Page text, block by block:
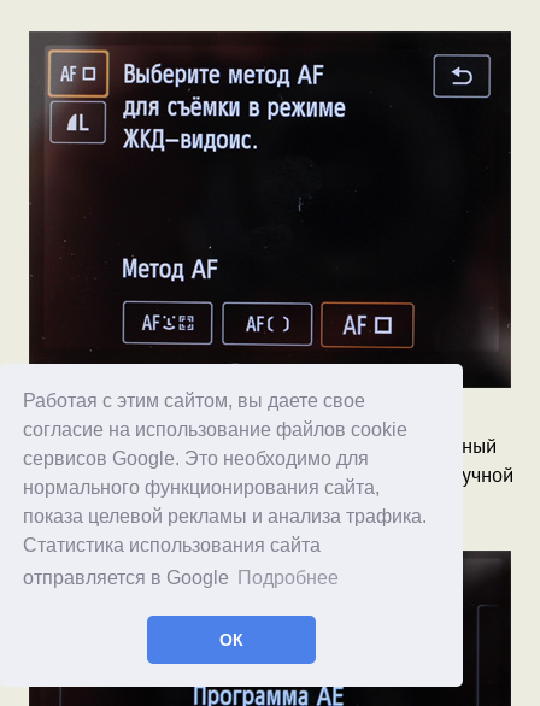
Работая с этим сайтом, вы даете свое
согласие на использование файлов cookie
сервисов Google. Это необходимо для
нормального функционирования сайта,
показа целевой рекламы и анализа трафика.
Статистика использования сайта
отправляется в Google
Подробнее
ОК
Второй вариант съемки - программируемый. Там
поддерживаются следующие режимы: программный
автомат, приоритет диафрагмы, выдержки, ну и ручной
режим.